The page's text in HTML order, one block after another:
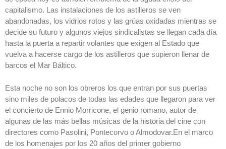
capitalismo. Las instalaciones de los astilleros se ven
abandonadas, los vidrios rotos y las grúas oxidadas mientras se
decide su futuro y algunos viejos sindicalistas se llegan cada día
hasta la puerta a repartir volantes que exigen al Estado que
vuelva a hacerse cargo de los astilleros que supieron llenar de
barcos el Mar Báltico.
Esta noche no son los obreros los que entran por sus puertas
sino miles de polacos de todas las edades que llegaron para ver
el concierto de Ennio Morricone, el genio romano, autor de
algunas de las más bellas músicas de la historia del cine con
directores como Pasolini, Pontecorvo o Almodovar.En el marco
de los homenajes por los 20 años del primer gobierno